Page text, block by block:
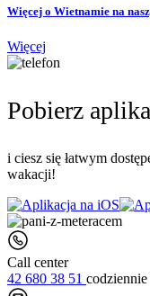
Więcej o Wietnamie na
Więcej
Pobierz
i ciesz się łatwym
wakacji!
Call center
42 680 38 51 codziennie